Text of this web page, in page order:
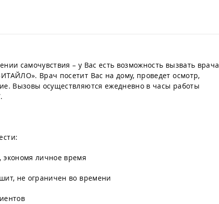
самочувствия – у Вас есть возможность вызвать врача
Врач посетит Вас на дому, проведет осмотр,
Вызовы осуществляются ежедневно в часы работы
личное время
не ограничен во времени